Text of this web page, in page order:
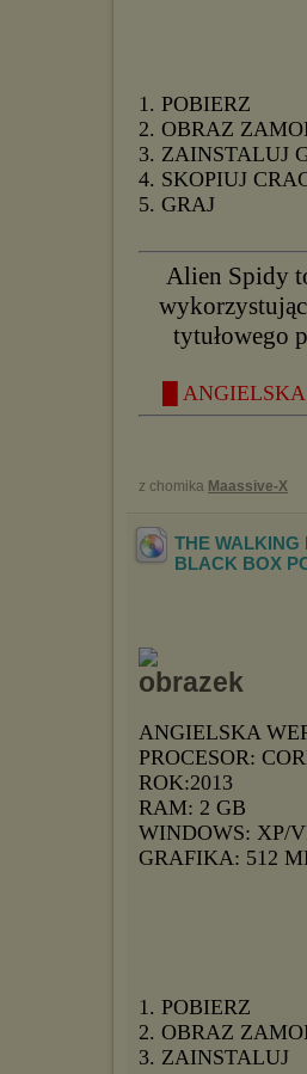
1. POBIERZ
2. OBRAZ
3. ZAINSTALUJ
4. SKOPIUJ
5. GRAJ
Alien Spidy
tytułowego
█
z chomika Maassive-X
THE WALKING
BLACK BOX
ANGIELSKA
PROCESOR:
ROK:2013
RAM: 2 GB
WINDOWS: XP/
GRAFIKA: 512
1. POBIERZ
2. OBRAZ
3. ZAINSTALUJ